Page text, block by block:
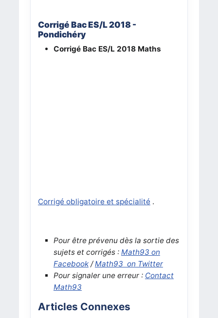
Corrigé Bac ES/L 2018 -
Pondichéry
Corrigé Bac ES/L 2018 Maths
Corrigé obligatoire et spécialité .
Pour être prévenu dès la sortie des
sujets et corrigés : Math93 on
Facebook/Math93 on Twitter
Pour signaler une erreur : Contact
Math93
Articles Connexes